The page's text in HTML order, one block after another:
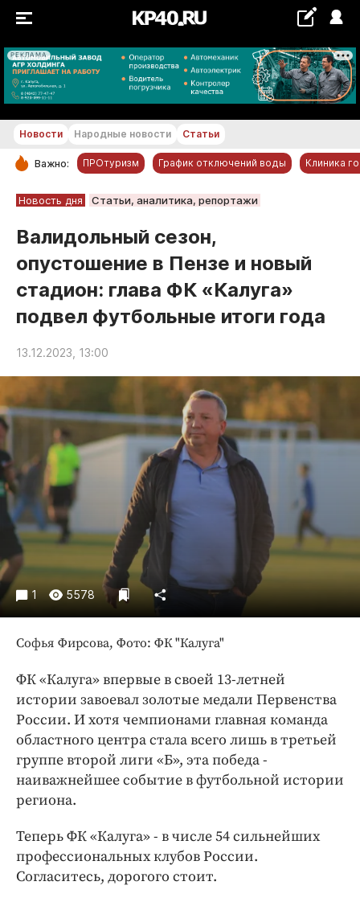
РЕКЛАМА
+21...+22 °С
РУБРИКИ
Новости компаний
Статьи
Народные новости
Авто и транспорт
Благоустройство
Культура
Недвижимость и ЖКХ
Образование
Общество
Погода
Праздники
Происшествия
Спорт
Экономика и бизнес
ПРОЕКТЫ
Блоги
Издания
Медиаперсона
Интересное чтиво
Клиника года
Бренд года
Работодатель года
Новости Народные новости Статьи
Важно: ПРОтуризм График отключений воды Клиника
Новость дня Статьи, аналитика, репортажи
Валидольный сезон,
опустошение в Пензе и новый
стадион: глава ФК «Калуга»
подвел футбольные итоги года
13.12.2023, 13:00
1 5578
Софья Фирсова, Фото: ФК "Калуга"
ФК «Калуга» впервые в своей 13-летней
истории завоевал золотые медали Первенства
России. И хотя чемпионами главная команда
областного центра стала всего лишь в третьей
группе второй лиги «Б», эта победа -
наиважнейшее событие в футбольной истории
региона.
Теперь ФК «Калуга» - в числе 54 сильнейших
профессиональных клубов России.
Согласитесь, дорогого стоит.